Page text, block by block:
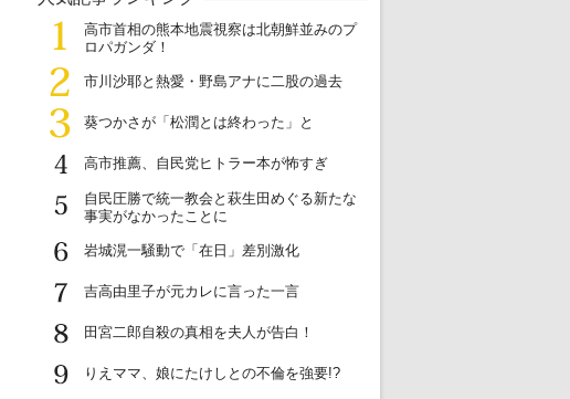
1
高市首相の熊本地震視察は北朝鮮並みのプ
ロパガンダ！
2
市川沙耶と熱愛・野島アナに二股の過去
3
葵つかさが「松潤とは終わった」と
4
高市推薦、自民党ヒトラー本が怖すぎ
5
自民圧勝で統一教会と萩生田めぐる新たな
事実がなかったことに
6
岩城滉一騒動で「在日」差別激化
7
吉高由里子が元カレに言った一言
8
田宮二郎自殺の真相を夫人が告白！
9
りえママ、娘にたけしとの不倫を強要!?